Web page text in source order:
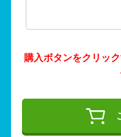
購入ボタンをクリッ